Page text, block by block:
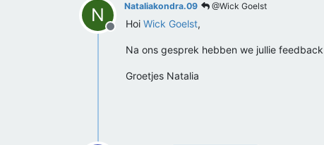
N
Offline
Nataliakondra.09 @Wick Goelst
Hoi Wick Goelst,
Na ons gesprek hebben we jullie
Groetjes Natalia